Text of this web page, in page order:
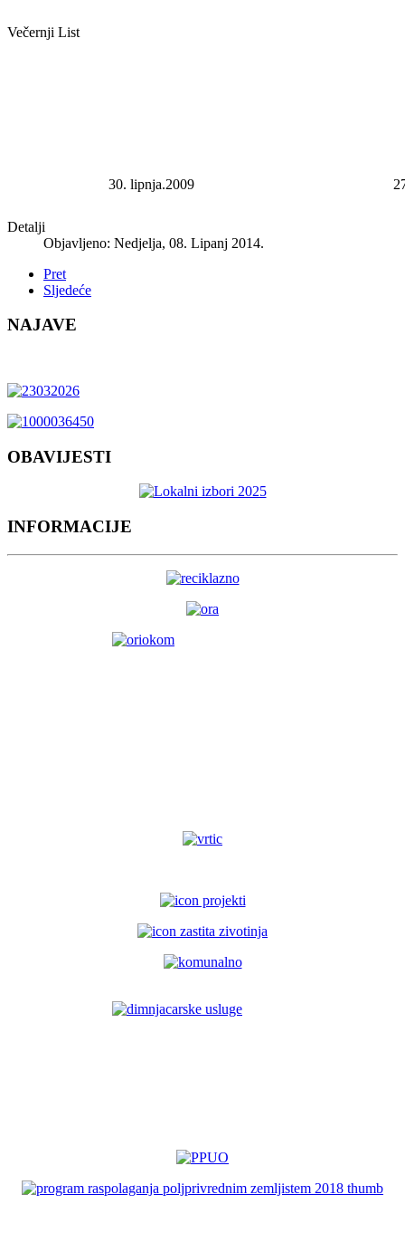
Večernji List
30. lipnja.2009
Detalji
Objavljeno: Nedjelja, 08. Lipanj 2014.
Pret
Sljedeće
NAJAVE
OBAVIJESTI
INFORMACIJE